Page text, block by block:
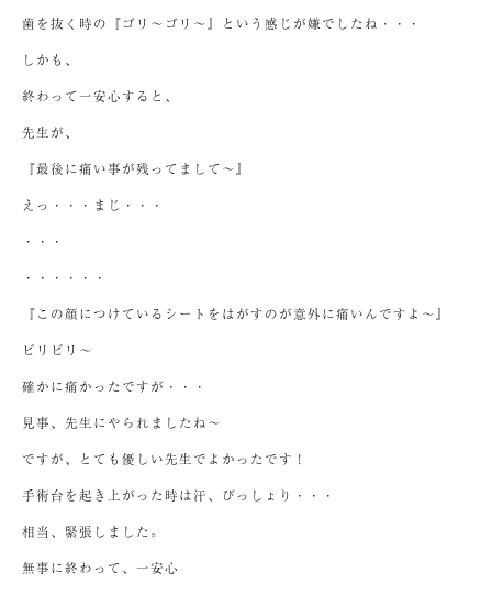
歯を抜く時の『ゴリ～ゴリ～』という感じが嫌でしたね・・・
しかも、
終わって一安心すると、
先生が、
『最後に痛い事が残ってまして～』
えっ・・・まじ・・・
・・・
・・・・・・
『この顔につけているシートをはがすのが意外に痛いんですよ～』
ビリビリ～
確かに痛かったですが・・・
見事、先生にやられましたね～
ですが、とても優しい先生でよかったです！
手術台を起き上がった時は汗、びっしょり・・・
相当、緊張しました。
無事に終わって、一安心